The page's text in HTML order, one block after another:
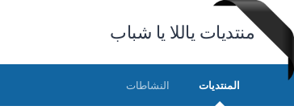
منتديات ياللا يا شباب
المنتديات النشاطات